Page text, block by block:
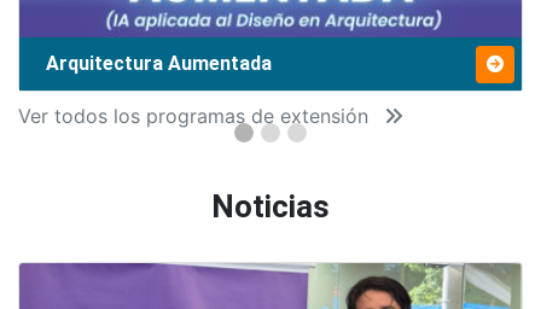
Arquitectura Aumentada
Ver todos los programas de extensión
Noticias